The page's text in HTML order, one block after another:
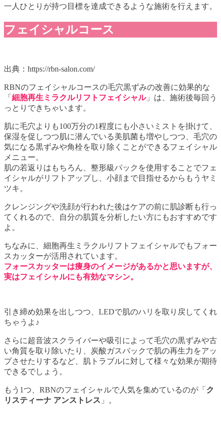
一人ひとりが持つ目標を達成できるような施術を行えます。
フェイシャルコース
出典：https://rbn-salon.com/
RBNのフェイシャルコースの毛穴黒ずみの改善に効果的な
「 細胞再生ミラクルリフトフェイシャル」は、施術後毎回う
っとりできちゃいます。
肌に毛穴よりも100万分の1程度にも小さいミストを掛けて、
保湿を促しつつ肌に潜んでいる美肌菌も増やしつつ、毛穴の
気になる黒ずみや角栓を取り除くことができるフェイシャル
メニュー。
肌の若返りはもちろん、整形級パックを使用することでフェ
イシャルがリフトアップし、小顔まで目指せるからもうヤミ
ツキ。
クレンジングや洗顔が行われた後はケアの前に肌診断も行っ
てくれるので、自分の肌質を分析したい方にもおすすめです
よ。
ちなみに、細胞再生ミラクルリフトフェイシャルでもフォー
スカッターが活用されています。
フォースカッターは痩身のイメージがあるかと思いますが、
実はフェイシャルにも有効なマシン。
引き締め効果を出しつつ、LEDで肌のハリを取り戻してくれ
ちゃうよ♪
さらに超音波スクライバーや吸引によって毛穴の黒ずみや古
い角質を取り除いたり、炭酸ガスパックで肌の再生力をアッ
プさせたりするなど、肌トラブルに対して様々な効果が期待
できるでしょう。
もう1つ、RBNのフェイシャルで人気を集めているのが「 ク
リスティーナ アンストレス 」。